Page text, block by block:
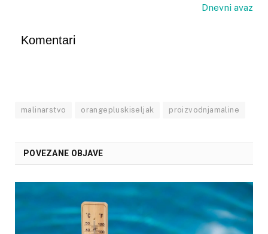
Dnevni avaz
Komentari
malinarstvo orangepluskiseljak proizvodnjamaline
POVEZANE OBJAVE